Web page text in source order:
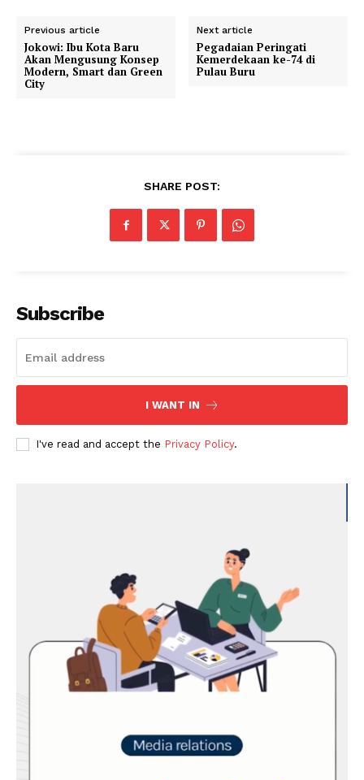
Previous article
Jokowi: Ibu Kota Baru
Akan Mengusung Konsep
Modern, Smart dan Green
City
Next article
Pegadaian Peringati
Kemerdekaan ke-74 di
Pulau Buru
SHARE POST:
Subscribe
I WANT IN
I've read and accept the Privacy Policy.